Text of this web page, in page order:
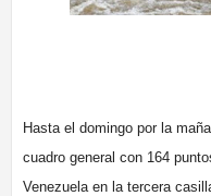
Hasta el domingo por la
cuadro general con 164
Venezuela en la tercera